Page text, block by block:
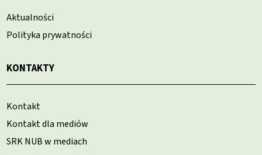
Aktualności
Polityka prywatności
KONTAKTY
Kontakt
Kontakt dla mediów
SRK NUB w mediach